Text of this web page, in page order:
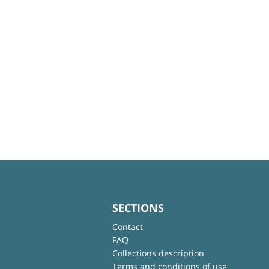
SECTIONS
Contact
FAQ
Collections description
Terms and conditions of use